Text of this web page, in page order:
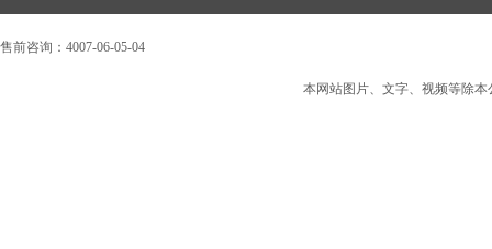
售前咨询：4007-06-05-04
本网站图片、文字、视频等除